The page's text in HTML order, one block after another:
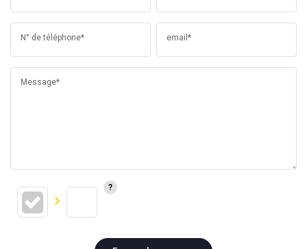
N° de téléphone* email*
Message*